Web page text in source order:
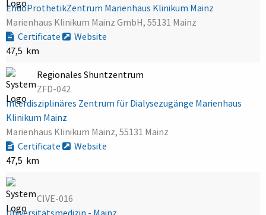
EndoProthetikZentrum Marienhaus Klinikum Mainz
Marienhaus Klinikum Mainz GmbH, 55131 Mainz
Certificate
Website
47,5 km
Regionales Shuntzentrum
ZFD-042
Interdisziplinäres Zentrum für Dialysezugänge Marienhaus
Klinikum Mainz
Marienhaus Klinikum Mainz, 55131 Mainz
Certificate
Website
47,5 km
CIVE-016
Universitätsmedizin - Mainz